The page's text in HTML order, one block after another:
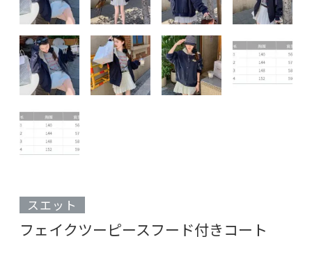
スエット
フェイクツーピースフード付きコート